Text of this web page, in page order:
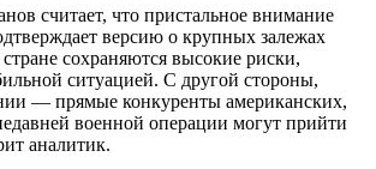
считает, что пристальное внимание
версию о крупных залежах
сохраняются высокие риски,
ситуацией. С другой стороны,
— прямые конкуренты американских,
военной операции могут прийти
аналитик.